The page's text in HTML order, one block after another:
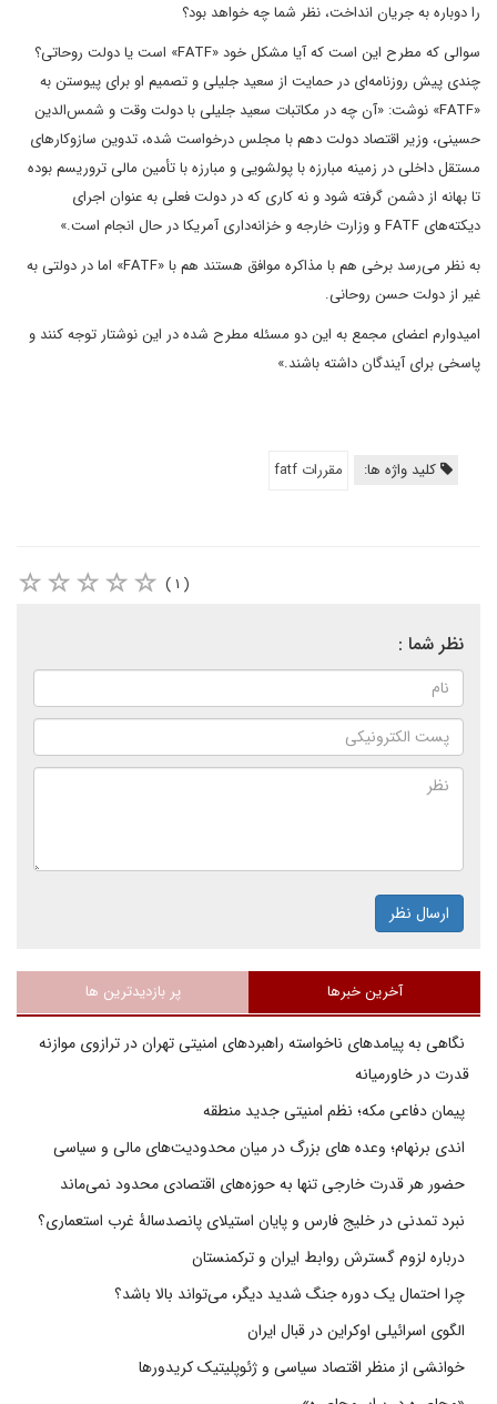
را دوباره به جریان انداخت، نظر شما چه خواهد بود؟
سوالی که مطرح این است که آیا مشکل خود «FATF» است یا دولت روحاتی؟
چندی پیش روزنامه‌ای در حمایت از سعید جلیلی و تصمیم او برای پیوستن به
«FATF» نوشت: «آن چه در مکاتبات سعید جلیلی با دولت وقت و شمس‌الدین
حسینی، وزیر اقتصاد دولت دهم با مجلس درخواست شده، تدوین سازوکارهای
مستقل داخلی در زمینه مبارزه با پولشویی و مبارزه با تأمین مالی تروریسم بوده
تا بهانه از دشمن گرفته شود و نه کاری که در دولت فعلی به عنوان اجرای
دیکته‌های FATF و وزارت خارجه و خزانه‌داری آمریکا در حال انجام است.»
به نظر می‌رسد برخی هم با مذاکره موافق هستند هم با «FATF» اما در دولتی به
غیر از دولت حسن روحانی.
امیدوارم اعضای مجمع به این دو مسئله مطرح شده در این نوشتار توجه کنند و
پاسخی برای آیندگان داشته باشند.»
کلید واژه ها: مقررات fatf
( ۱ )
نظر شما :
ارسال نظر
آخرین خبرها پر بازدیدترین ها
نگاهی به پیامدهای ناخواسته راهبردهای امنیتی تهران در ترازوی موازنه
قدرت در خاورمیانه
پیمان دفاعی مکه؛ نظم امنیتی جدید منطقه
اندی برنهام؛ وعده های بزرگ در میان محدودیت‌های مالی و سیاسی
حضور هر قدرت خارجی تنها به حوزه‌های اقتصادی محدود نمی‌ماند
نبرد تمدنی در خلیج فارس و پایان استیلای پانصدسالۀ غرب استعماری؟
درباره لزوم گسترش روابط ایران و ترکمنستان
چرا احتمال یک دوره جنگ شدید دیگر، می‌تواند بالا باشد؟
الگوی اسرائیلی اوکراین در قبال ایران
خوانشی از منظر اقتصاد سیاسی و ژئوپلیتیک کریدورها